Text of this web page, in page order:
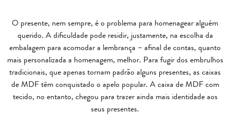
O presente, nem sempre, é o problema para homenagear alguém
querido. A dificuldade pode residir, justamente, na escolha da
embalagem para acomodar a lembrança – afinal de contas, quanto
mais personalizada a homenagem, melhor. Para fugir dos embrulhos
tradicionais, que apenas tornam padrão alguns presentes, as caixas
de MDF têm conquistado o apelo popular. A caixa de MDF com
tecido, no entanto, chegou para trazer ainda mais identidade aos
seus presentes.